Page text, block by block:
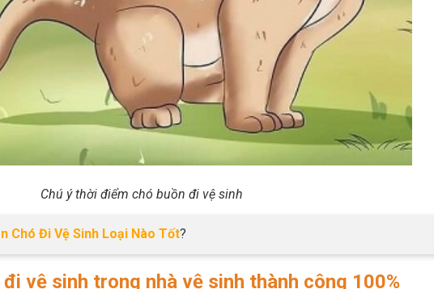
Chú ý thời điểm chó buồn đi vệ sinh
Chó Đi Vệ Sinh Loại Nào Tốt?
vệ sinh trong nhà vệ sinh thành công 100%